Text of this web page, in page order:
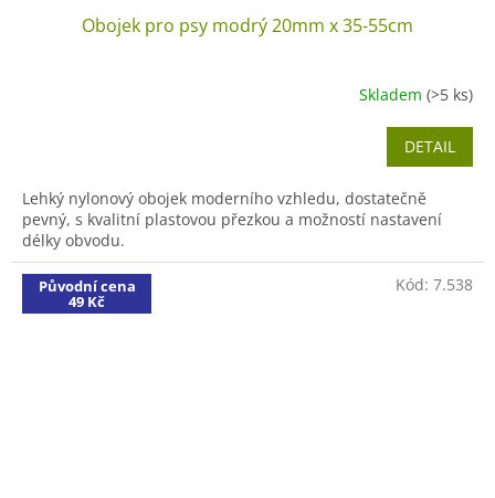
Obojek pro psy modrý 20mm x 35-55cm
Skladem (>5 ks)
DETAIL
Lehký nylonový obojek moderního vzhledu, dostatečně
pevný, s kvalitní plastovou přezkou a možností nastavení
délky obvodu.
Původní cena
49 Kč
Kód: 7.538